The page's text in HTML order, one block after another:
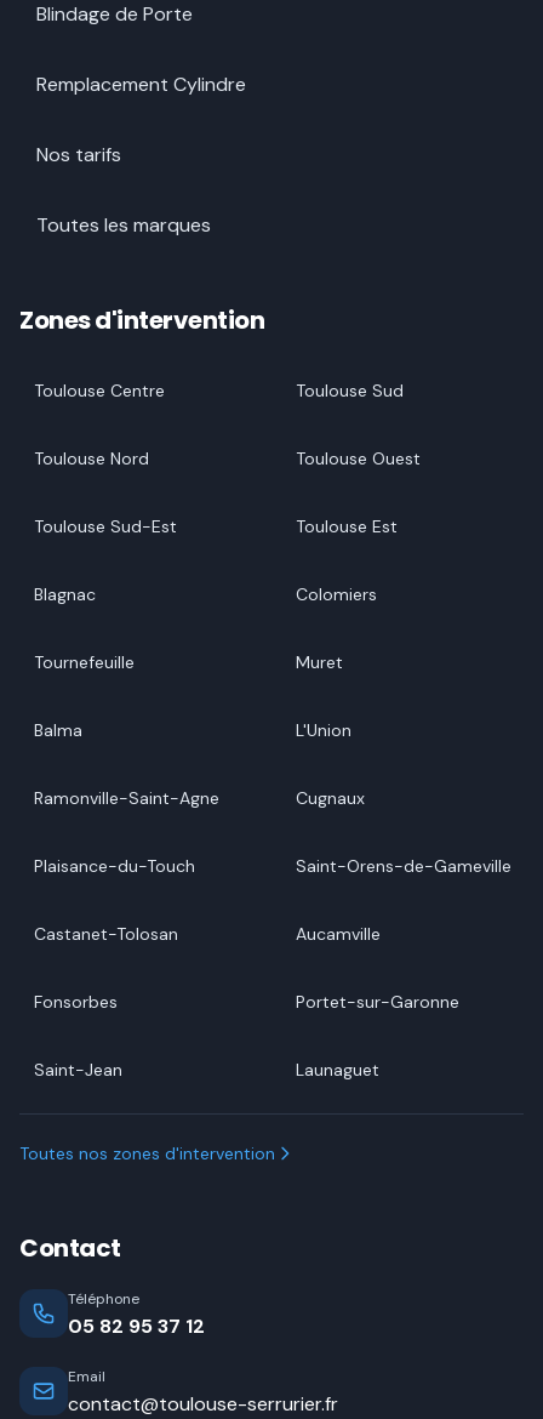
Blindage de Porte
Remplacement Cylindre
Nos tarifs
Toutes les marques
Zones d'intervention
Toulouse Centre Toulouse Sud
Toulouse Nord Toulouse Ouest
Toulouse Sud-Est Toulouse Est
Blagnac Colomiers
Tournefeuille Muret
Balma L'Union
Ramonville-Saint-Agne Cugnaux
Plaisance-du-Touch Saint-Orens-de-Gameville
Castanet-Tolosan Aucamville
Fonsorbes Portet-sur-Garonne
Saint-Jean Launaguet
Toutes nos zones d'intervention
Contact
Téléphone
05 82 95 37 12
Email
contact@toulouse-serrurier.fr